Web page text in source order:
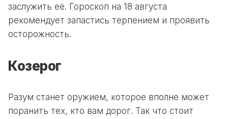
заслужить её. Гороскоп на 18 августа
рекомендует запастись терпением и проявить
осторожность.
Козерог
Разум станет оружием, которое вполне может
поранить тех, кто вам дорог. Так что стоит